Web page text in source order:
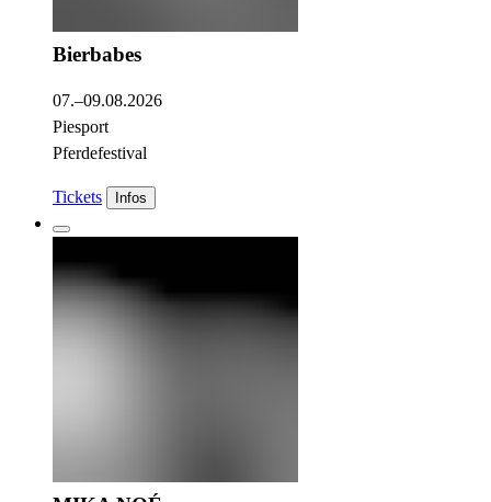
Bierbabes
07.–09.08.2026
Piesport
Pferdefestival
Tickets Infos